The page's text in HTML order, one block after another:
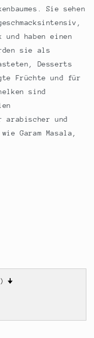
Sie sehen
und haben einen
sie als
Desserts
Früchte und für
sind
arabischer und
Garam Masala,
🠋